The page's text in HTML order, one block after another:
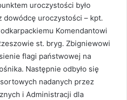
uroczystości było
dowódcę uroczystości – kpt.
Komendantowi
st. bryg. Zbigniewowi
flagi państwowej na
Następnie odbyło się
nadanych przez
i Administracji dla